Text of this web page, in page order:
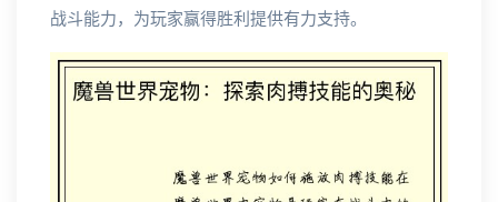
战斗能力，为玩家赢得胜利提供有力支持。